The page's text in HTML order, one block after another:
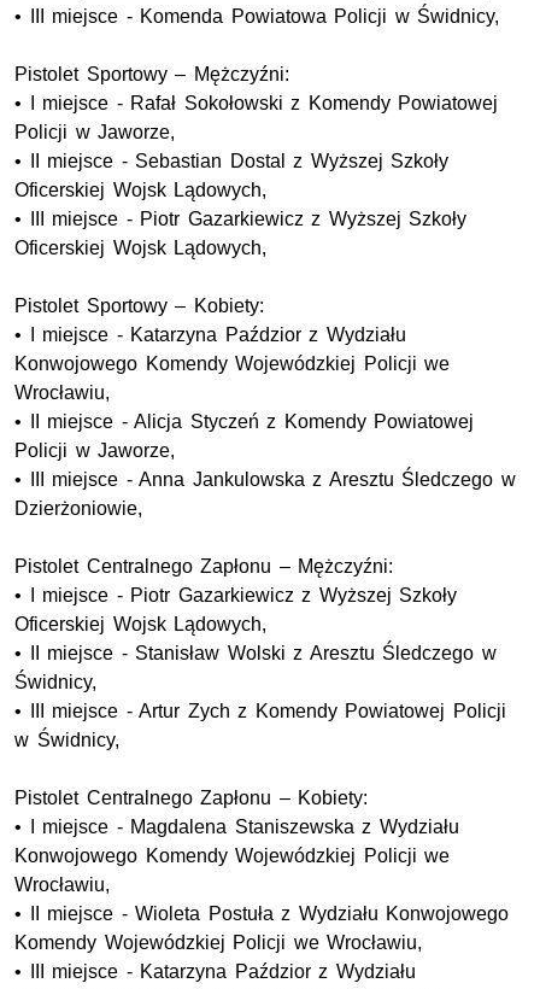
• III miejsce - Komenda Powiatowa Policji w Świdnicy,
Pistolet Sportowy – Mężczyźni:
• I miejsce - Rafał Sokołowski z Komendy Powiatowej
Policji w Jaworze,
• II miejsce - Sebastian Dostal z Wyższej Szkoły
Oficerskiej Wojsk Lądowych,
• III miejsce - Piotr Gazarkiewicz z Wyższej Szkoły
Oficerskiej Wojsk Lądowych,
Pistolet Sportowy – Kobiety:
• I miejsce - Katarzyna Paździor z Wydziału
Konwojowego Komendy Wojewódzkiej Policji we
Wrocławiu,
• II miejsce - Alicja Styczeń z Komendy Powiatowej
Policji w Jaworze,
• III miejsce - Anna Jankulowska z Aresztu Śledczego w
Dzierżoniowie,
Pistolet Centralnego Zapłonu – Mężczyźni:
• I miejsce - Piotr Gazarkiewicz z Wyższej Szkoły
Oficerskiej Wojsk Lądowych,
• II miejsce - Stanisław Wolski z Aresztu Śledczego w
Świdnicy,
• III miejsce - Artur Zych z Komendy Powiatowej Policji
w Świdnicy,
Pistolet Centralnego Zapłonu – Kobiety:
• I miejsce - Magdalena Staniszewska z Wydziału
Konwojowego Komendy Wojewódzkiej Policji we
Wrocławiu,
• II miejsce - Wioleta Postuła z Wydziału Konwojowego
Komendy Wojewódzkiej Policji we Wrocławiu,
• III miejsce - Katarzyna Paździor z Wydziału